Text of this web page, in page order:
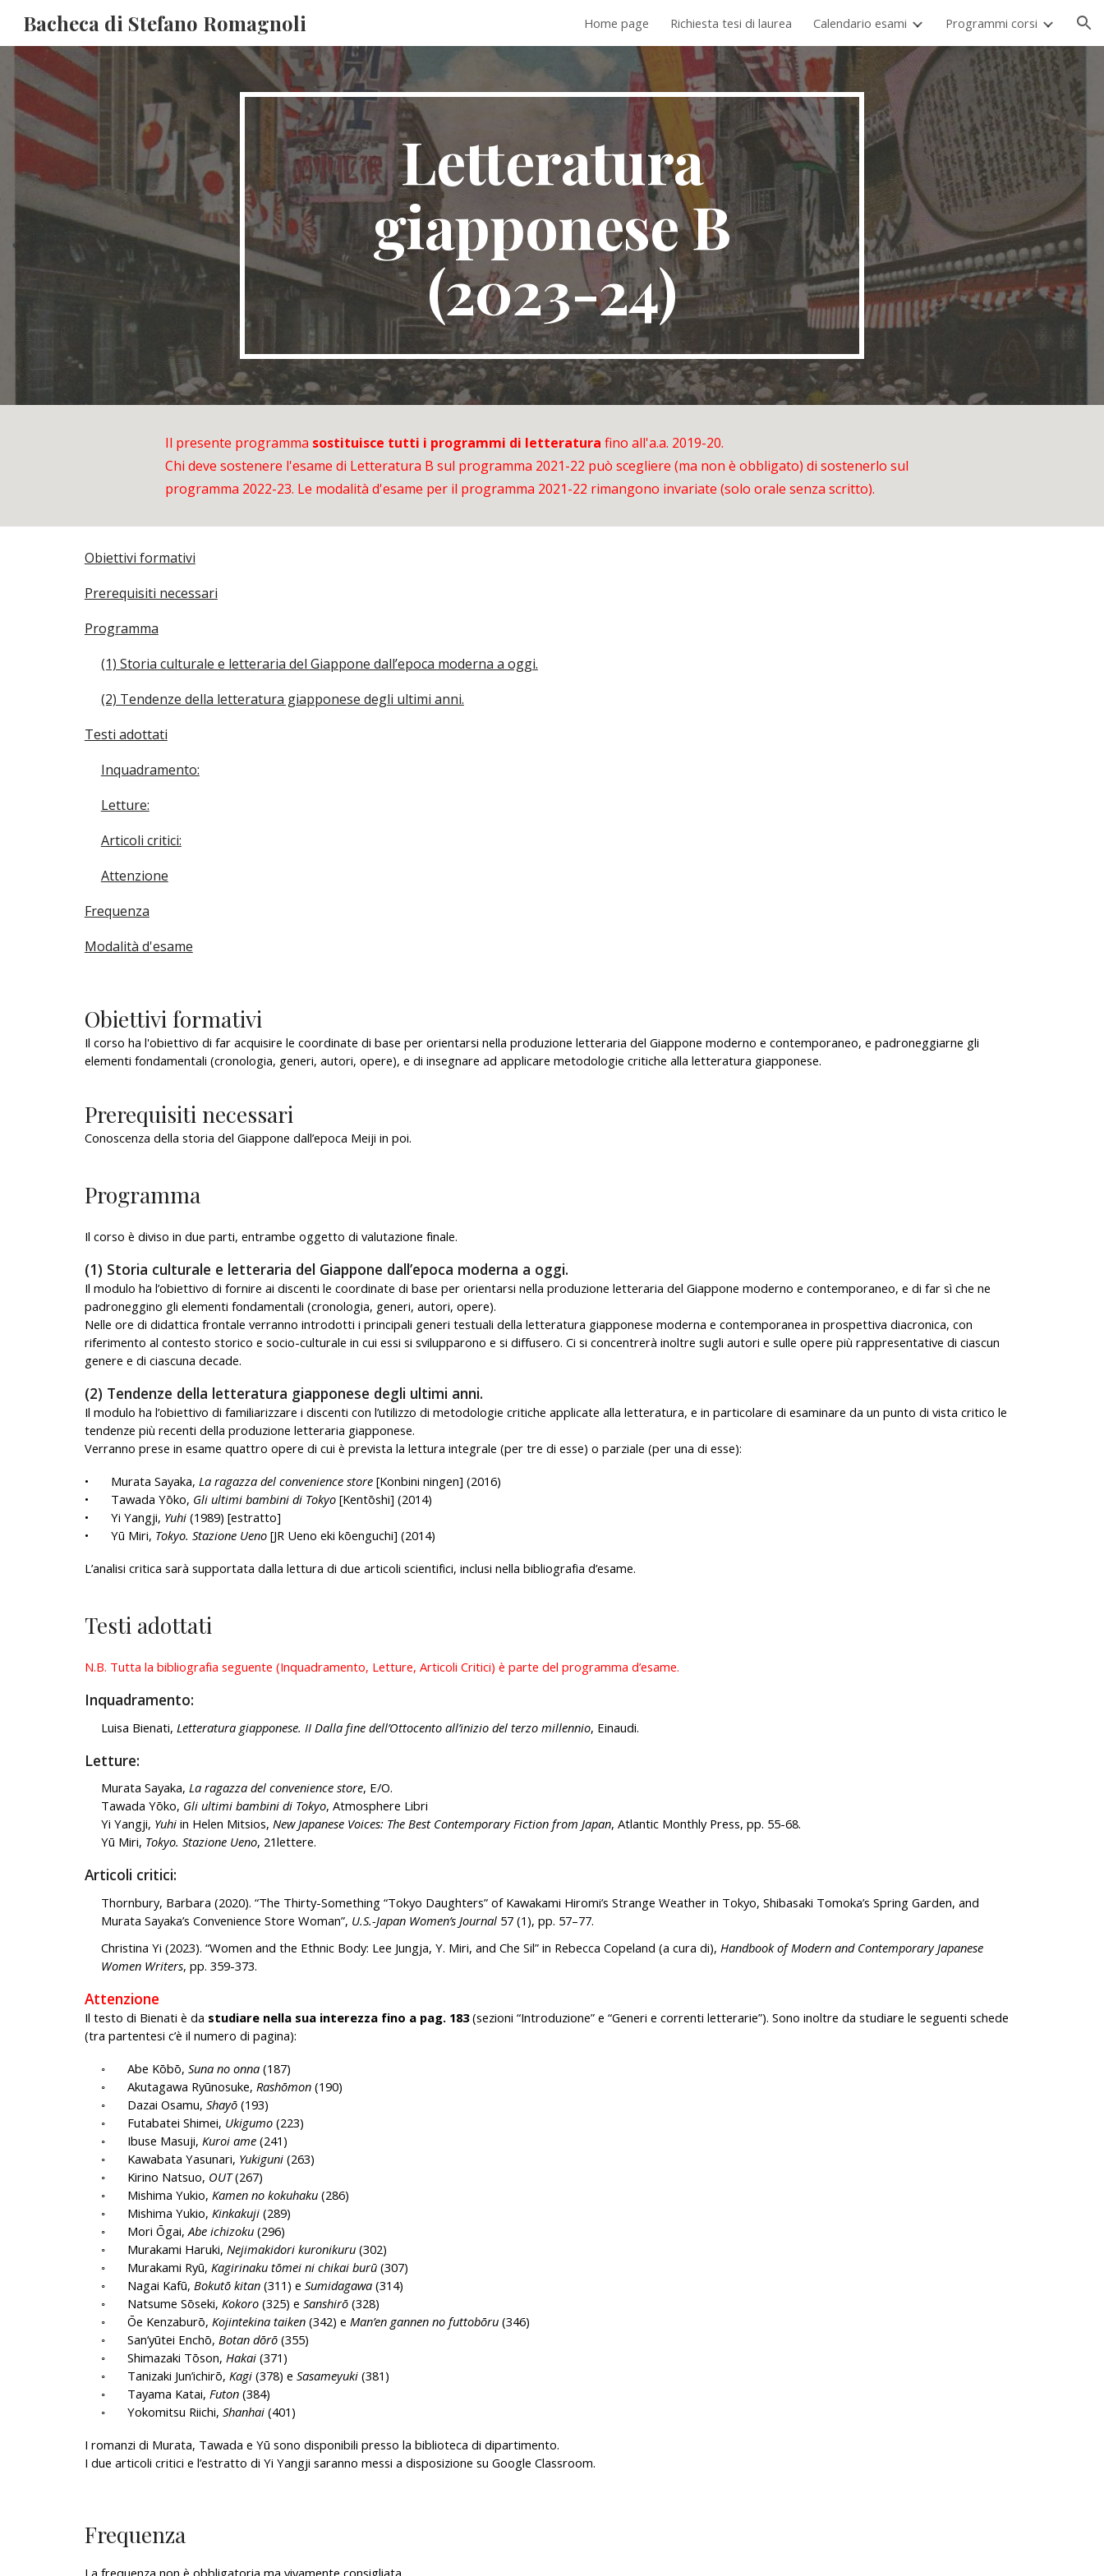
Skip to navigation
Bacheca di Stefano Romagnoli Home page Richiesta tesi di laurea Calendario esami Programmi corsi
Letteratura
giapponeseB
(2023-24)
Il presente programma sostituisce tutti i programmi di letteratura fino all'a.a. 2019-20.
Chi deve sostenere l'esame di Letteratura B sul programma 2021-22 può scegliere (ma non è obbligato) di sostenerlo sul
programma 2022-23. Le modalità d'esame per il programma 2021-22 rimangono invariate (solo orale senza scritto).
Obiettivi formativi
Prerequisiti necessari
Programma
(1) Storia culturale e letteraria del Giappone dall’epoca moderna a oggi.
(2) Tendenze della letteratura giapponese degli ultimi anni.
Testi adottati
Inquadramento:
Letture:
Articoli critici:
Attenzione
Frequenza
Modalità d'esame
Obiettivi formativi
Il corso ha l'obiettivo di far acquisire le coordinate di base per orientarsi nella produzione letteraria del Giappone moderno e contemporaneo, e padroneggiarne gli
elementi fondamentali (cronologia, generi, autori, opere), e di insegnare ad applicare metodologie critiche alla letteratura giapponese.
Prerequisiti necessari
Conoscenza della storia del Giappone dall’epoca Meiji in poi.
Programma
Il corso è diviso in due parti, entrambe oggetto di valutazione finale.
(1) Storia culturale e letteraria del Giappone dall’epoca moderna a oggi.
Il modulo ha l’obiettivo di fornire ai discenti le coordinate di base per orientarsi nella produzione letteraria del Giappone moderno e contemporaneo, e di far sì che ne
padroneggino gli elementi fondamentali (cronologia, generi, autori, opere).
Nelle ore di didattica frontale verranno introdotti i principali generi testuali della letteratura giapponese moderna e contemporanea in prospettiva diacronica, con
riferimento al contesto storico e socio-culturale in cui essi si svilupparono e si diffusero. Ci si concentrerà inoltre sugli autori e sulle opere più rappresentative di ciascun
genere e di ciascuna decade.
(2) Tendenze della letteratura giapponese degli ultimi anni.
Il modulo ha l’obiettivo di familiarizzare i discenti con l’utilizzo di metodologie critiche applicate alla letteratura, e in particolare di esaminare da un punto di vista critico le
tendenze più recenti della produzione letteraria giapponese.
Verranno prese in esame quattro opere di cui è prevista la lettura integrale (per tre di esse) o parziale (per una di esse):
•
Murata Sayaka, La ragazza del convenience store[Konbini ningen] (2016)
•
Tawada Yōko, Gli ultimi bambini di Tokyo[Kentōshi] (2014)
•
Yi Yangji, Yuhi(1989) [estratto]
•
Yū Miri, Tokyo. Stazione Ueno[JR Ueno eki kōenguchi] (2014)
L’analisi critica sarà supportata dalla lettura di due articoli scientifici, inclusi nella bibliografia d’esame.
Testi adottati
N.B. Tutta la bibliografia seguente (Inquadramento, Letture, Articoli Critici) è parte del programma d’esame.
Inquadramento:
Luisa Bienati, Letteratura giapponese. II Dalla fine dell’Ottocento all’inizio del terzo millennio, Einaudi.
Letture:
Murata Sayaka, La ragazza del convenience store, E/O.
Tawada Yōko, Gli ultimi bambini di Tokyo, Atmosphere Libri
Yi Yangji, Yuhiin Helen Mitsios, New Japanese Voices: The Best Contemporary Fiction from Japan, Atlantic Monthly Press, pp. 55-68.
Yū Miri, Tokyo. Stazione Ueno, 21lettere.
Articoli critici:
Thornbury, Barbara (2020). “The Thirty-Something “Tokyo Daughters” of Kawakami Hiromi’s Strange Weather in Tokyo, Shibasaki Tomoka’s Spring Garden, and
Murata Sayaka’s Convenience Store Woman”, U.S.-Japan Women’s Journal 57 (1), pp. 57–77.
Christina Yi (2023). “Women and the Ethnic Body: Lee Jungja, Y. Miri, and Che Sil” in Rebecca Copeland (a cura di), Handbook of Modern and Contemporary Japanese
Women Writers, pp. 359-373.
Attenzione
Il testo di Bienati è da studiare nella sua interezza fino a pag. 183(sezioni “Introduzione” e “Generi e correnti letterarie”). Sono inoltre da studiare le seguenti schede
(tra partentesi c’è il numero di pagina):
◦
Abe Kōbō, Suna no onna(187)
◦
Akutagawa Ryūnosuke, Rashōmon(190)
◦
Dazai Osamu, Shayō(193)
◦
Futabatei Shimei, Ukigumo(223)
◦
Ibuse Masuji, Kuroi ame(241)
◦
Kawabata Yasunari, Yukiguni(263)
◦
Kirino Natsuo, OUT(267)
◦
Mishima Yukio, Kamen no kokuhaku(286)
◦
Mishima Yukio, Kinkakuji(289)
◦
Mori Ōgai, Abe ichizoku(296)
◦
Murakami Haruki, Nejimakidori kuronikuru(302)
◦
Murakami Ryū, Kagirinaku tōmei ni chikai burū(307)
◦
Nagai Kafū, Bokutō kitan(311) e Sumidagawa(314)
◦
Natsume Sōseki, Kokoro(325) e Sanshirō(328)
◦
Ōe Kenzaburō, Kojintekina taiken(342) e Man’en gannen no futtobōru(346)
◦
San’yūtei Enchō, Botan dōrō(355)
◦
Shimazaki Tōson, Hakai(371)
◦
Tanizaki Jun’ichirō, Kagi(378) e Sasameyuki(381)
◦
Tayama Katai, Futon(384)
◦
Yokomitsu Riichi, Shanhai(401)
I romanzi di Murata, Tawada e Yū sono disponibili presso la biblioteca di dipartimento.
I due articoli critici e l’estratto di Yi Yangji saranno messi a disposizione su Google Classroom.
Frequenza
La frequenza non è obbligatoria ma vivamente consigliata.